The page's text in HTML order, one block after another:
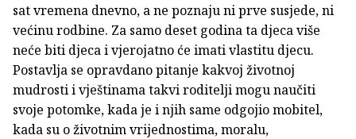
sat vremena dnevno, a ne poznaju ni prve susjede, ni
većinu rodbine. Za samo deset godina ta djeca više
neće biti djeca i vjerojatno će imati vlastitu djecu.
Postavlja se opravdano pitanje kakvoj životnoj
mudrosti i vještinama takvi roditelji mogu naučiti
svoje potomke, kada je i njih same odgojio mobitel,
kada su o životnim vrijednostima, moralu,